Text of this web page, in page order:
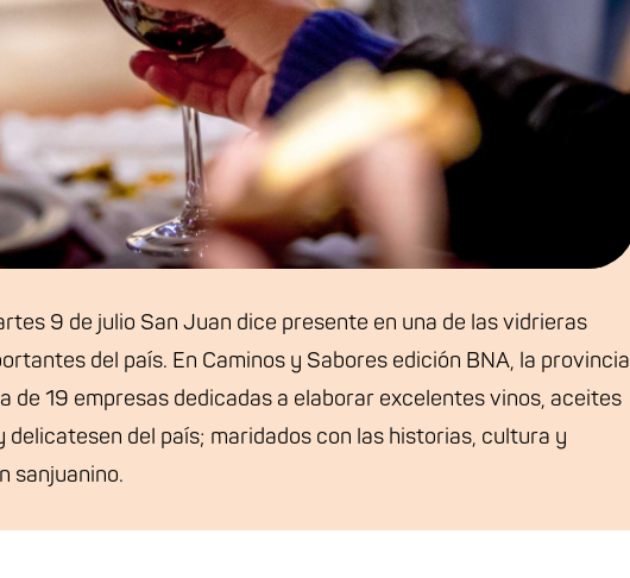
9 de julio San Juan dice presente en una de las vidrieras
del país. En Caminos y Sabores edición BNA, la provincia
de 19 empresas dedicadas a elaborar excelentes vinos, aceites
delicatesen del país; maridados con las historias, cultura y
sanjuanino.